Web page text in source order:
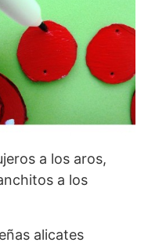
a los aros,
a los
alicates